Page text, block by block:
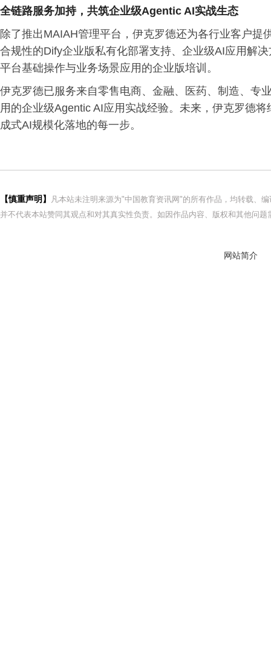
全链路服务加持，共筑企业级Agentic AI实战生态
除了推出MAIAH管理平台，伊克罗德还为各行业客户提
合规性的Dify企业版私有化部署支持、企业级AI应用解
平台基础操作与业务场景应用的企业版培训。
伊克罗德已服务来自零售电商、金融、医药、制造、专
用的企业级Agentic AI应用实战经验。未来，伊克罗德
成式AI规模化落地的每一步。
【慎重声明】
凡本站未注明来源为"中国教育资讯网"的所有作品，均转载、
并不代表本站赞同其观点和对其真实性负责。如因作品内容、版权和其他问
网站简介